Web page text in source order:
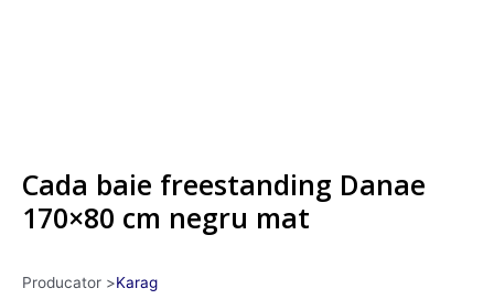
Cada baie freestanding Danae
170×80 cm negru mat
Producator >Karag